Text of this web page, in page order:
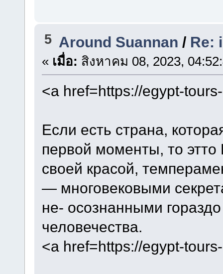
5 Around Suannan / Re:
« เมื่อ: สิงหาคม 08, 2023,
<a href=https://egypt-
Если есть страна,
первой моменты, то этто
своей красой,
— многовековыми
не- осознанными
человечества.
<a href=https://egypt-